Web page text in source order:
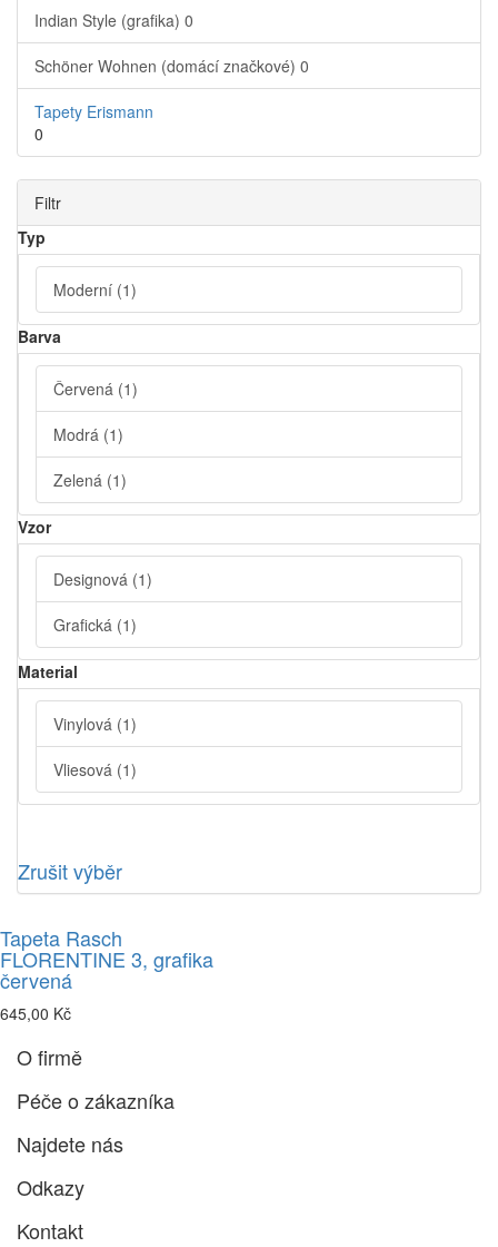
Indian Style (grafika) 0
Schöner Wohnen (domácí značkové) 0
Tapety Erismann
0
Filtr
Typ
Moderní (1)
Barva
Červená (1)
Modrá (1)
Zelená (1)
Vzor
Designová (1)
Grafická (1)
Material
Vinylová (1)
Vliesová (1)
Zrušit výběr
Tapeta Rasch
FLORENTINE 3, grafika
červená
645,00 Kč
O firmě
Péče o zákazníka
Najdete nás
Odkazy
Kontakt